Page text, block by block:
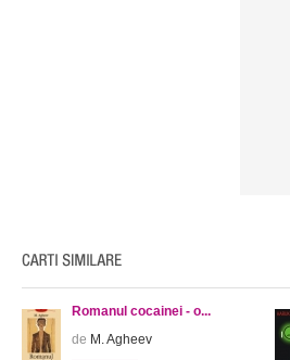
Romanul cocainei - o...
de M. Agheev